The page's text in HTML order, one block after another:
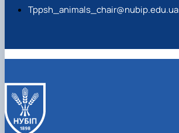
Tppsh_animals_chair@nubip.edu.ua